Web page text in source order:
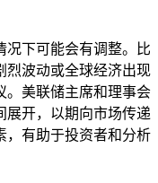
况下可能会有调整。比
烈波动或全球经济出现
。美联储主席和理事会
展开，以期向市场传递
，有助于投资者和分析